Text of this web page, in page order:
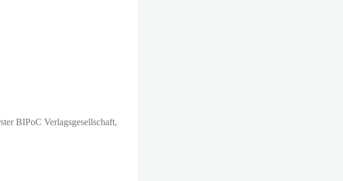
BIPoC Verlagsgesellschaft,